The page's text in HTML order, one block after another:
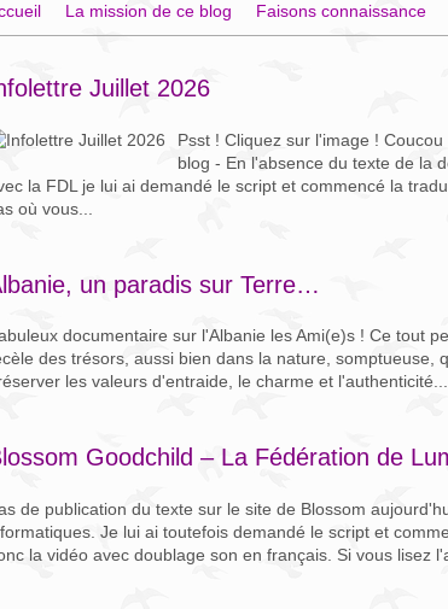
La mission de ce blog Faisons connaissance
Juillet 2026
Psst ! Cliquez sur l'image !
blog - En l'absence du texte de la
la FDL je lui ai demandé le script et commencé la
où vous...
un paradis sur Terre…
documentaire sur l'Albanie les Ami(e)s ! Ce tout
des trésors, aussi bien dans la nature, somptueuse,
les valeurs d'entraide, le charme et l'authenticité...
Goodchild – La Fédération de
de publication du texte sur le site de Blossom
Je lui ai toutefois demandé le script et
la vidéo avec doublage son en français. Si vous lisez